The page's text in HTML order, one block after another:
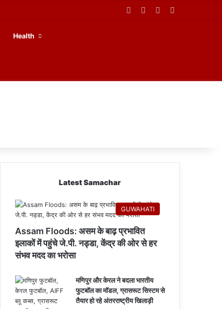
Facebook YouTube
Health
Latest Samachar
GUWAHATI
Assam Floods: असम के बाढ़ प्रभावित
इलाकों में पहुंचे जे.पी. नड्डा, केंद्र की ओर से हर
संभव मदद का भरोसा
मणिपुर और केरल ने बदला भारतीय
फुटबॉल का मॉडल, ग्रासरूट सिस्टम से
तैयार हो रहे अंतरराष्ट्रीय खिलाड़ी